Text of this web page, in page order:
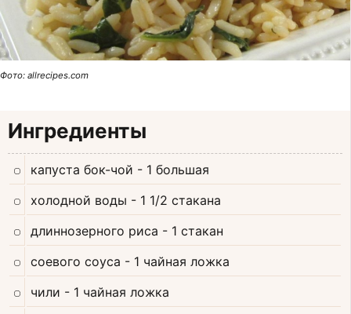
Фото: allrecipes.com
Ингредиенты
капуста бок-чой - 1 большая
холодной воды - 1 1/2 стакана
длиннозерного риса - 1 стакан
соевого соуса - 1 чайная ложка
чили - 1 чайная ложка